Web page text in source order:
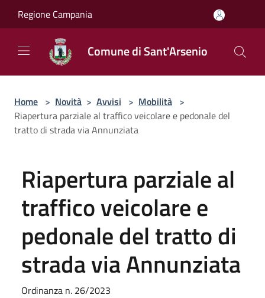
Regione Campania
Comune di Sant'Arsenio
Home > Novità > Avvisi > Mobilità >
Riapertura parziale al traffico veicolare e pedonale del
tratto di strada via Annunziata
Riapertura parziale al
traffico veicolare e
pedonale del tratto di
strada via Annunziata
Ordinanza n. 26/2023